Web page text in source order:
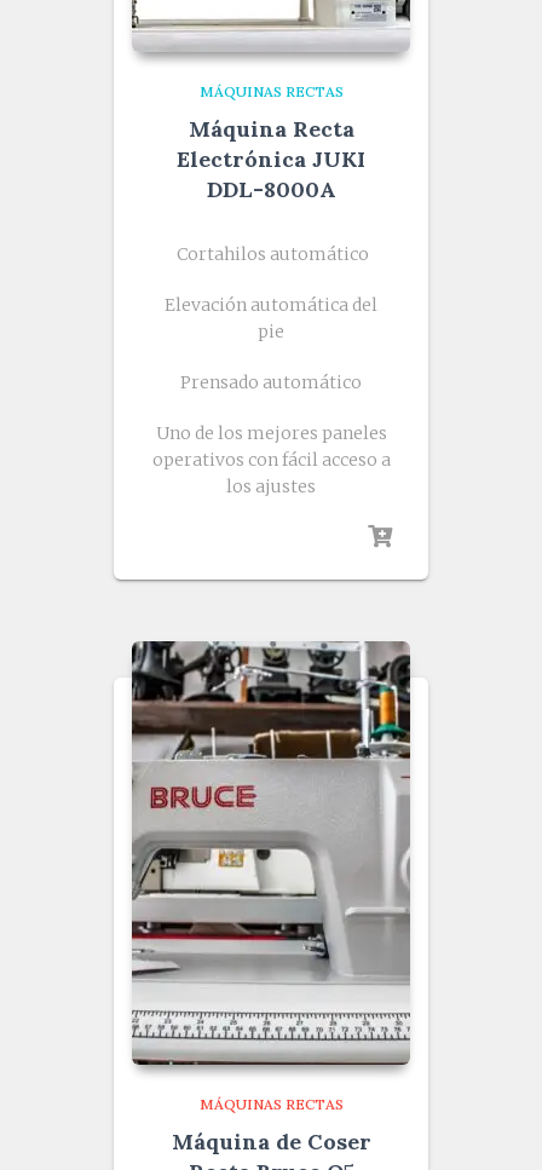
MÁQUINAS RECTAS
Máquina Recta
Electrónica JUKI
DDL-8000A
Cortahilos automático
Elevación automática del
pie
Prensado automático
Uno de los mejores paneles
operativos con fácil acceso a
los ajustes
MÁQUINAS RECTAS
Máquina de Coser